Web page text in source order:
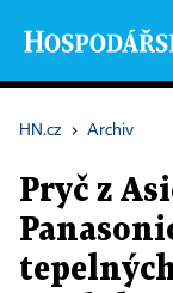
HN.cz › Archiv
Pryč z